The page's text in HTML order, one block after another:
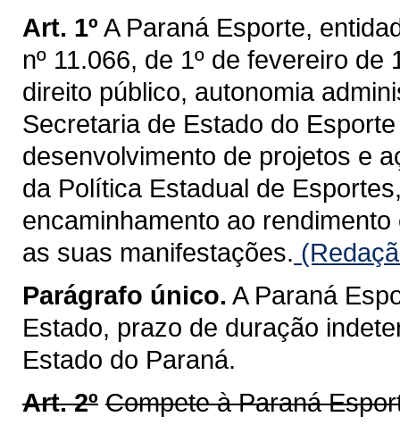
Art. 1º A Paraná Esporte,
nº 11.066, de 1º de fevereiro
direito público, autonomia
Secretaria de Estado do
desenvolvimento de projetos e
da Política Estadual de
encaminhamento ao
as suas manifestações.
Parágrafo único. A Paraná
Estado, prazo de duração
Estado do Paraná.
Art. 2º Compete à Paraná